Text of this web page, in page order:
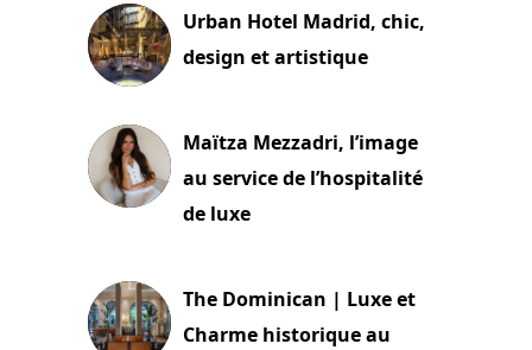
Urban Hotel Madrid, chic,
design et artistique
Maïtza Mezzadri, l’image
au service de l’hospitalité
de luxe
The Dominican | Luxe et
Charme historique au